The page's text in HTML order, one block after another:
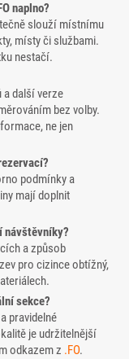
naplno?
slouží místnímu
místy či službami.
nestačí.
a další verze
bez volby.
ne jen
podmínky a
mají doplnit
návštěvníky?
a způsob
pro cizince obtížný,
sekce?
pravidelné
je udržitelnější
odkazem z .FO.